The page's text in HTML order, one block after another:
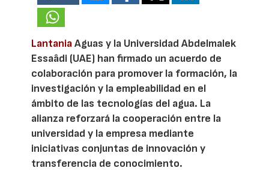
LantaniaAguas y la Universidad Abdelmalek
Essaâdi (UAE) han firmado un acuerdo de
colaboración para promover la formación, la
investigación y la empleabilidad en el
ámbito de las tecnologías del agua. La
alianza reforzará la cooperación entre la
universidad y la empresa mediante
iniciativas conjuntas de innovación y
transferencia de conocimiento.